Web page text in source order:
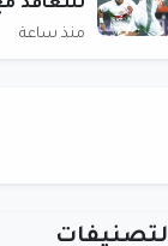
للتعاقد
منذ ساعة